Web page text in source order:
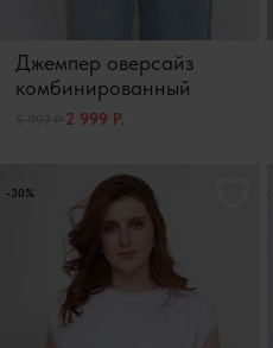
Джемпер оверсайз
комбинированный
2 999 Р.
-30%